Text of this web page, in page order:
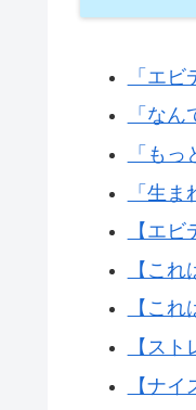
「エ
「な
「も
「生
【エ
【こ
【こ
【ス
【ナ